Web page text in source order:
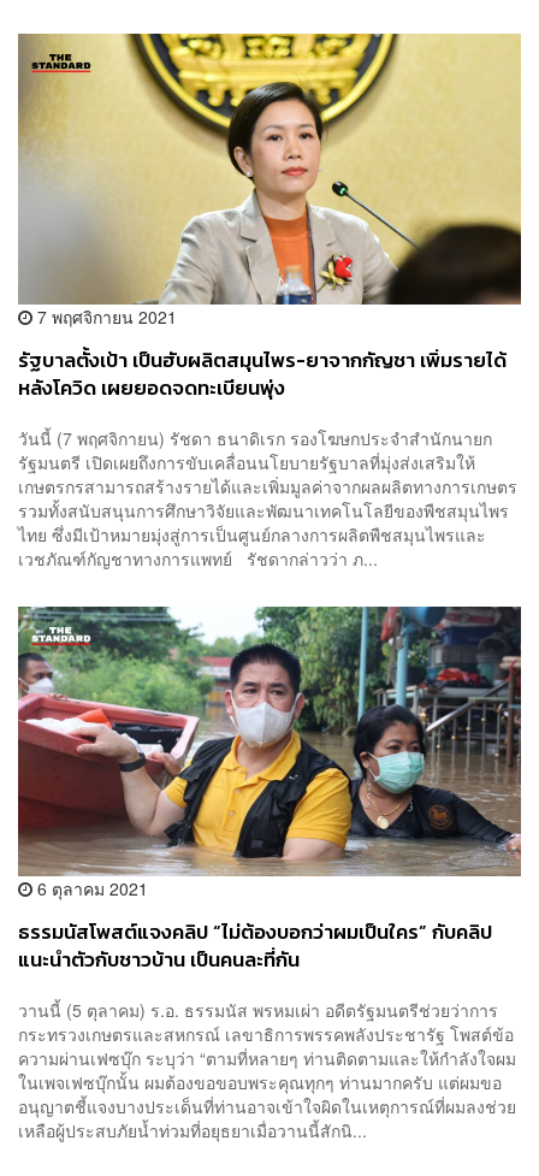
7 พฤศจิกายน 2021
รัฐบาลตั้งเป้า เป็นฮับผลิตสมุนไพร-ยาจากกัญชา เพิ่มรายได้
หลังโควิด เผยยอดจดทะเบียนพุ่ง
วันนี้ (7 พฤศจิกายน) รัชดา ธนาดิเรก รองโฆษกประจำสำนักนายก
รัฐมนตรี เปิดเผยถึงการขับเคลื่อนนโยบายรัฐบาลที่มุ่งส่งเสริมให้
เกษตรกรสามารถสร้างรายได้และเพิ่มมูลค่าจากผลผลิตทางการเกษตร
รวมทั้งสนับสนุนการศึกษาวิจัยและพัฒนาเทคโนโลยีของพืชสมุนไพร
ไทย ซึ่งมีเป้าหมายมุ่งสู่การเป็นศูนย์กลางการผลิตพืชสมุนไพรและ
เวชภัณฑ์กัญชาทางการแพทย์ รัชดากล่าวว่า ภ...
6 ตุลาคม 2021
ธรรมนัสโพสต์แจงคลิป “ไม่ต้องบอกว่าผมเป็นใคร” กับคลิป
แนะนำตัวกับชาวบ้าน เป็นคนละที่กัน
วานนี้ (5 ตุลาคม) ร.อ. ธรรมนัส พรหมเผ่า อดีตรัฐมนตรีช่วยว่าการ
กระทรวงเกษตรและสหกรณ์​ เลขาธิการพรรคพลังประชารัฐ โพสต์ข้อ
ความผ่านเฟซบุ๊ก ระบุว่า “ตามที่หลายๆ ท่านติดตามและให้กำลังใจผม
ในเพจเฟซบุ๊กนั้น ผมต้องขอขอบพระคุณทุกๆ ท่านมากครับ แต่ผมขอ
อนุญาตชี้แจงบางประเด็นที่ท่านอาจเข้าใจผิดในเหตุการณ์ที่ผมลงช่วย
เหลือผู้ประสบภัยน้ำท่วมที่อยุธยาเมื่อวานนี้สักนิ...